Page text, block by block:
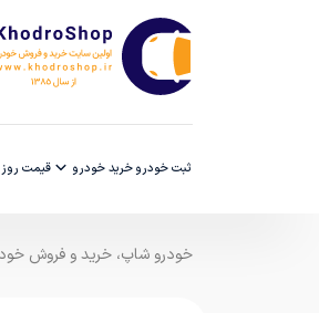
ثبت خودروخرید خودرو قیمت
خودرو شاپ، خرید و فروش خودرو اقساطی مدل ۹۰